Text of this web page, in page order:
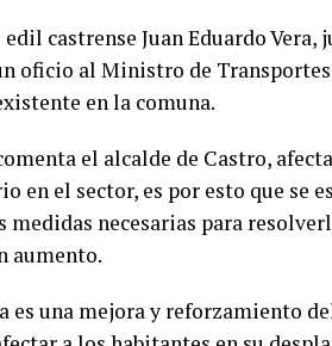
castrense Juan Eduardo
oficio al Ministro de
en la comuna.
el alcalde de Castro,
en el sector, es por esto que se
medidas necesarias para
aumento.
es una mejora y reforzamiento